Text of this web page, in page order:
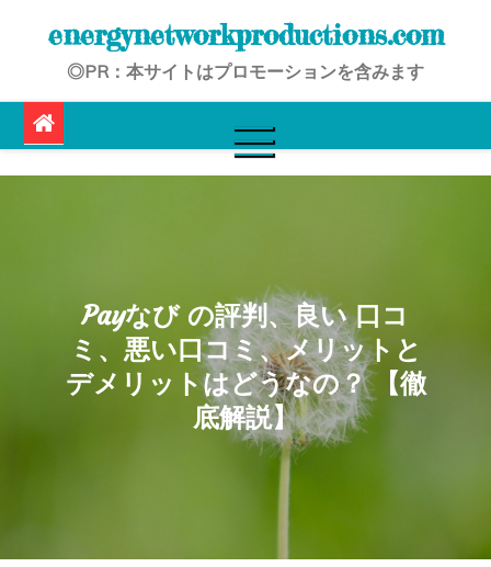
energynetworkproductions.com
◎PR：本サイトはプロモーションを含みます
Payなび の評判、良い 口コ
ミ、悪い口コミ、メリットと
デメリットはどうなの？ 【徹
底解説】